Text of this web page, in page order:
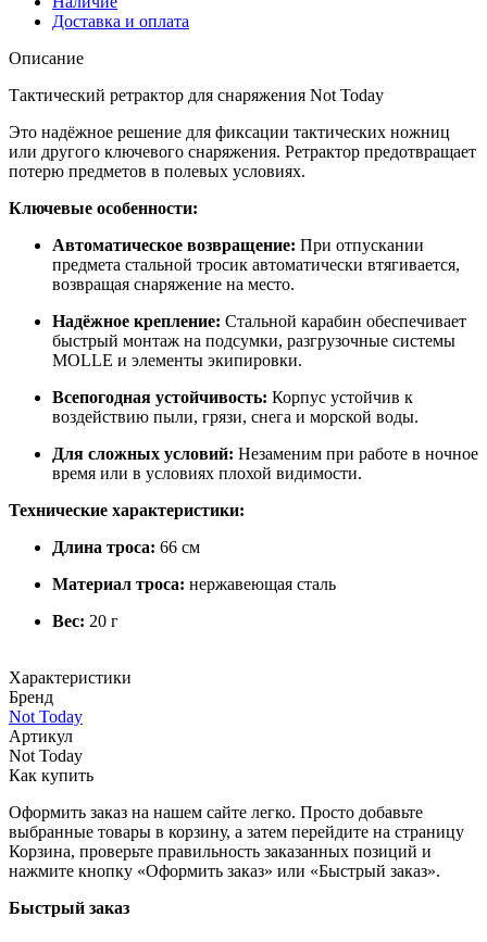
Доставка и оплата
Описание
Тактический ретрактор для снаряжения Not Today
Это надёжное решение для фиксации тактических ножниц
или другого ключевого снаряжения. Ретрактор предотвращает
потерю предметов в полевых условиях.
Ключевые особенности:
Автоматическое возвращение: При отпускании
предмета стальной тросик автоматически втягивается,
возвращая снаряжение на место.
Надёжное крепление: Стальной карабин обеспечивает
быстрый монтаж на подсумки, разгрузочные системы
MOLLE и элементы экипировки.
Всепогодная устойчивость: Корпус устойчив к
воздействию пыли, грязи, снега и морской воды.
Для сложных условий: Незаменим при работе в ночное
время или в условиях плохой видимости.
Технические характеристики:
Длина троса: 66 см
Материал троса: нержавеющая сталь
Вес: 20 г
Характеристики
Бренд
Not Today
Артикул
Not Today
Как купить
Оформить заказ на нашем сайте легко. Просто добавьте
выбранные товары в корзину, а затем перейдите на страницу
Корзина, проверьте правильность заказанных позиций и
нажмите кнопку «Оформить заказ» или «Быстрый заказ».
Быстрый заказ